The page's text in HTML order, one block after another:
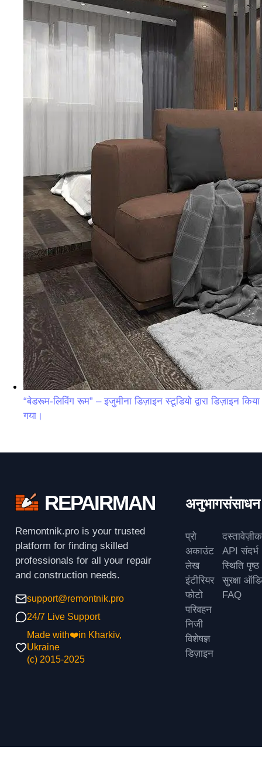
“बेडरूम-लिविंग रूम” – इजुमीना डिज़ाइन स्टूडियो द्वारा डिज़ाइन किया
गया।
REPAIRMAN
Remontnik.pro is your trusted
platform for finding skilled
professionals for all your repair
and construction needs.
support@remontnik.pro
24/7 Live Support
Made with❤️in Kharkiv,
Ukraine
(с) 2015-2025
अनुभाग
प्रो
अकाउंट
लेख
इंटीरियर
फोटो
परिवहन
निजी
विशेषज्ञ
डिज़ाइन
संसाधन
API संदर्भ
स्थिति पृष्ठ
सुरक्षा
FAQ